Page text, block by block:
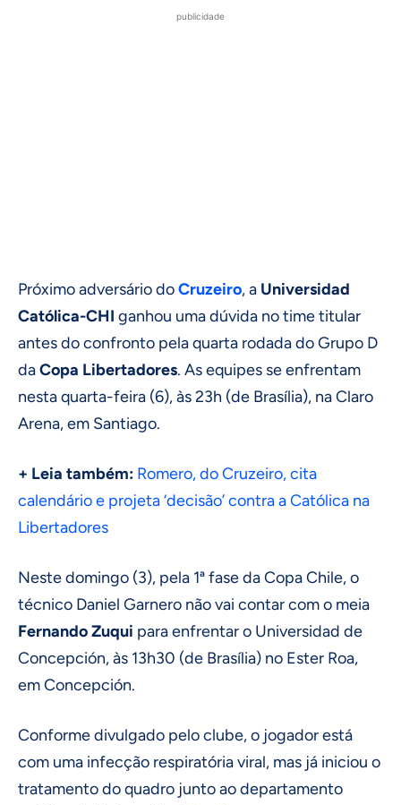
publicidade
Próximo adversário doCruzeiro, a Universidad
Católica-CHI ganhou uma dúvida no time titular
antes do confronto pela quarta rodada do Grupo D
daCopa Libertadores. As equipes se enfrentam
nesta quarta-feira (6), às 23h (de Brasília), na Claro
Arena, em Santiago.
+ Leia também: Romero, do Cruzeiro, cita
calendário e projeta ‘decisão’ contra a Católica na
Libertadores
Neste domingo (3), pela 1ª fase da Copa Chile, o
técnico Daniel Garnero não vai contar com o meia
Fernando Zuqui para enfrentar o Universidad de
Concepción, às 13h30 (de Brasília) no Ester Roa,
em Concepción.
Conforme divulgado pelo clube, o jogador está
com uma infecção respiratória viral, mas já iniciou o
tratamento do quadro junto ao departamento